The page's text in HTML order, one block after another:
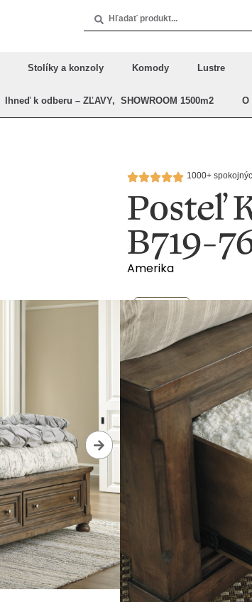
Stolíky a konzoly Komody Lustre
Ihneď k odberu – ZĽAVY, SHOWROOM 1500m2 O
1000+
Posteľ
B719-
Amerika
Postele
1
Pridať do
Dostupnosť:
Ihneď k
Materiál:
Materiál poťahu:
Dopravu
Informácie o doručení
24/7 dostupná linka
Viac informácií